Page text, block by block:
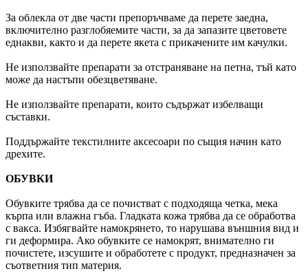
За облекла от две части препоръчваме да перете заедна,
включително разглобяемите части, за да запазите цветовете
еднакви, както и да перете якета с прикачените им качулки.
Не използвайте препарати за отстраняване на петна, тъй като
може да настъпи обезцветяване.
Не използвайте препарати, които съдържат избелващи
съставки.
Поддържайте текстилните аксесоари по същия начин като
дрехите.
ОБУВКИ
Обувките трябва да се почистват с подходяща четка, мека
кърпа или влажна гъба. Гладката кожа трябва да се обработва
с вакса. Избягвайте намокрянето, то нарушава външния вид и
ги деформира. Ако обувките се намокрят, внимателно ги
почистете, изсушите и обработете с продукт, предназначен за
съответния тип материя.